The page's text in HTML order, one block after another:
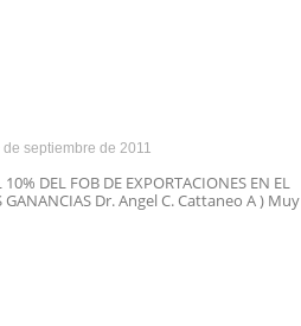
de septiembre de 2011
DEL FOB DE EXPORTACIONES EN EL
GANANCIAS Dr. Angel C. Cattaneo A ) Muy